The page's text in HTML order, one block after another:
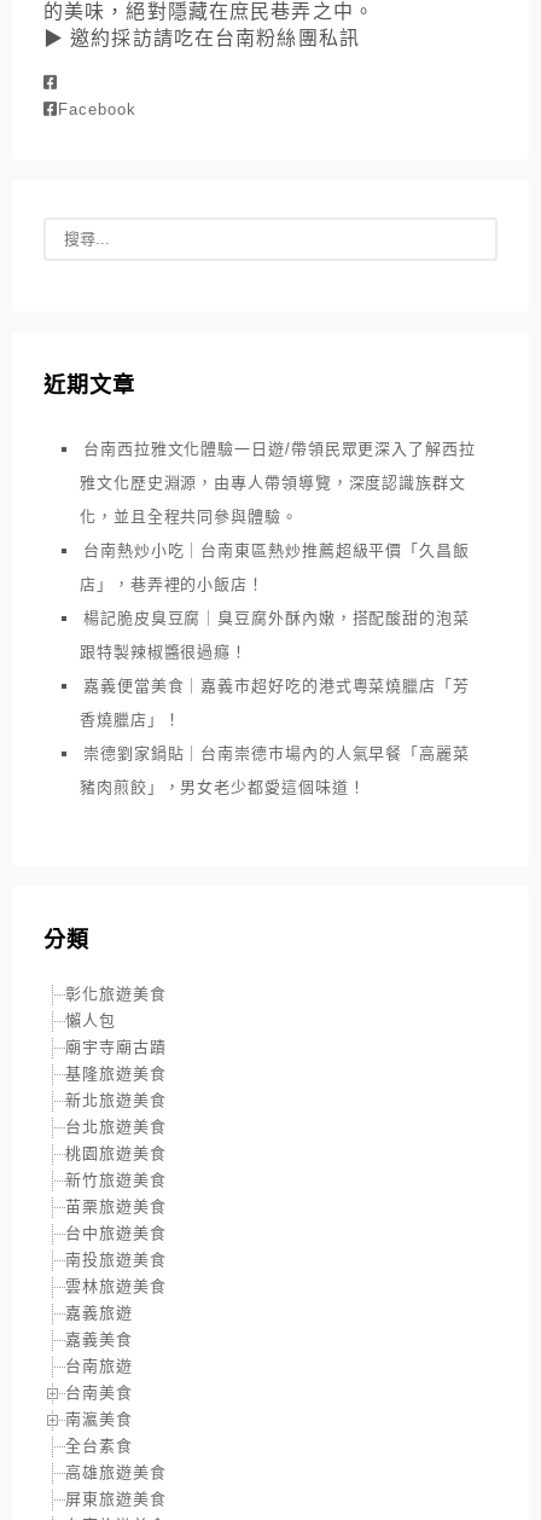
的美味，絕對隱藏在庶民巷弄之中。
▶ 邀約採訪請吃在台南粉絲團私訊
Facebook
近期文章
台南西拉雅文化體驗一日遊/帶領民眾更深入了解西拉
雅文化歷史淵源，由專人帶領導覽，深度認識族群文
化，並且全程共同參與體驗。
台南熱炒小吃｜台南東區熱炒推薦超級平價「久昌飯
店」，巷弄裡的小飯店！
楊記脆皮臭豆腐｜臭豆腐外酥內嫩，搭配酸甜的泡菜
跟特製辣椒醬很過癮！
嘉義便當美食｜嘉義市超好吃的港式粵菜燒臘店「芳
香燒臘店」！
崇德劉家鍋貼｜台南崇德市場內的人氣早餐「高麗菜
豬肉煎餃」，男女老少都愛這個味道！
分類
彰化旅遊美食
懶人包
廟宇寺廟古蹟
基隆旅遊美食
新北旅遊美食
台北旅遊美食
桃園旅遊美食
新竹旅遊美食
苗栗旅遊美食
台中旅遊美食
南投旅遊美食
雲林旅遊美食
嘉義旅遊
嘉義美食
台南旅遊
台南美食
南瀛美食
全台素食
高雄旅遊美食
屏東旅遊美食